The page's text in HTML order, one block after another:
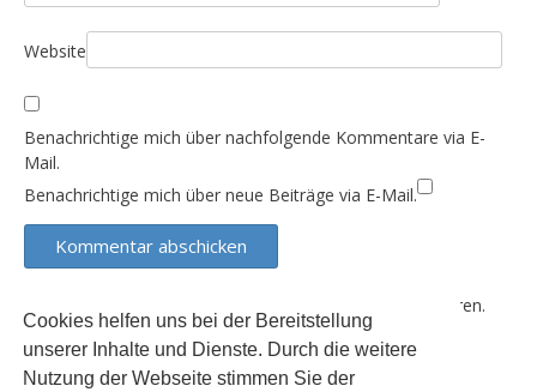
Cookies helfen uns bei der Bereitstellung
unserer Inhalte und Dienste. Durch die weitere
Nutzung der Webseite stimmen Sie der
Website
Benachrichtige mich über nachfolgende Kommentare via E-
Mail.
Benachrichtige mich über neue Beiträge via E-Mail.
Diese Website verwendet Akismet, um Spam zu reduzieren.
Erfahre, wie deine Kommentardaten verarbeitet werden.